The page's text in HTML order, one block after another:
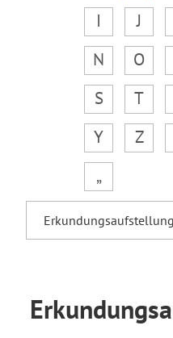
I
J
N
O
S
T
Y
Z
„